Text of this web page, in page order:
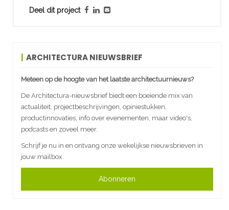
Deel dit project
ARCHITECTURA NIEUWSBRIEF
Meteen op de hoogte van het laatste architectuurnieuws?
De Architectura-nieuwsbrief biedt een boeiende mix van
actualiteit, projectbeschrijvingen, opiniestukken,
productinnovaties, info over evenementen, maar video's,
podcasts en zoveel meer.
Schrijf je nu in en ontvang onze wekelijkse nieuwsbrieven in
jouw mailbox.
Abonneren